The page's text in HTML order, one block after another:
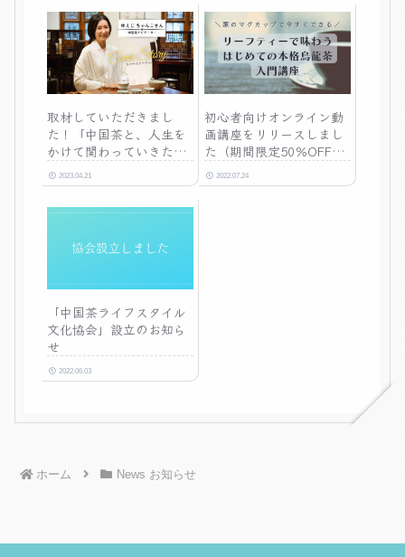
取材していただきまし
た！「中国茶と、人生を
かけて関わっていきた
い」2023.04.21
初心者向けオンライン動
画講座をリリースしまし
た（期間限定50％OFFク
ーポン配布中）
2022.07.24
「中国茶ライフスタイル
文化協会」設立のお知ら
せ
2022.06.03
ホーム News お知らせ